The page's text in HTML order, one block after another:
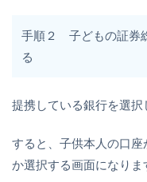
手順２ 子どもの証券
る
提携している銀行を選択
すると、子供本人の口
か選択する画面になりま